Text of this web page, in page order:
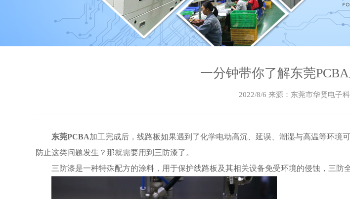
一分钟带你了解东莞
2022/8/6 来源：东莞市华贤电子
东莞PCBA加工完成后，线路板如果遇到了化学电动高沉、延误、潮湿与高温等环
防止这类问题发生？那就需要用到三防漆了。
三防漆是一种特殊配方的涂料，用于保护线路板及其相关设备免受环境的侵蚀，三防